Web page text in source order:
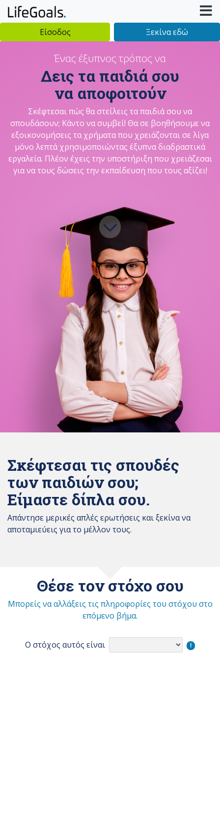
Είσοδος Ξεκίνα εδώ
Ένας έξυπνος τρόπος να
Δεις τα παιδιά σου
να αποφοιτούν
Σκέφτεσαι πώς θα στείλεις τα παιδιά σου να
σπουδάσουν; Κάντο να συμβεί! Θα σε βοηθήσουμε να
εξοικονομήσεις τα χρήματα που χρειάζονται σε λίγα
μόνο λεπτά χρησιμοποιώντας έξυπνα διαδραστικά
εργαλεία. Πλέον έχεις την υποστήριξη που χρειάζεσαι
για να τους δώσεις την εκπαίδευση που τους αξίζει!
Σκέφτεσαι τις σπουδές
των παιδιών σου;
Είμαστε δίπλα σου.
Απάντησε μερικές απλές ερωτήσεις και ξεκίνα να
αποταμιεύεις για το μέλλον τους.
Θέσε τον στόχο σου
Μπορείς να αλλάξεις τις πληροφορίες του στόχου στο
επόμενο βήμα.
Ο στόχος αυτός είναι !